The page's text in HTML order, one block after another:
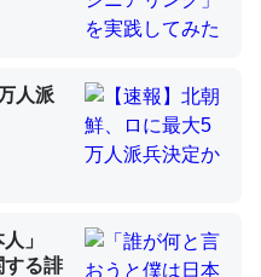
600分の1程度。
問題＝「昆虫はなぜ海にいな
人派
人」
する誹